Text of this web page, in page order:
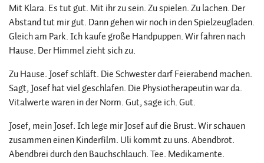
Mit Klara. Es tut gut. Mit ihr zu sein. Zu spielen. Zu lachen. Der
Abstand tut mir gut. Dann gehen wir noch in den Spielzeugladen.
Gleich am Park. Ich kaufe große Handpuppen. Wir fahren nach
Hause. Der Himmel zieht sich zu.
Zu Hause. Josef schläft. Die Schwester darf Feierabend machen.
Sagt, Josef hat viel geschlafen. Die Physiotherapeutin war da.
Vitalwerte waren in der Norm. Gut, sage ich. Gut.
Josef, mein Josef. Ich lege mir Josef auf die Brust. Wir schauen
zusammen einen Kinderfilm. Uli kommt zu uns. Abendbrot.
Abendbrei durch den Bauchschlauch. Tee. Medikamente.